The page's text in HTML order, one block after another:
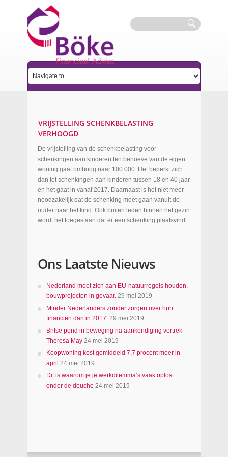
VRIJSTELLING SCHENKBELASTING
VERHOOGD
De vrijstelling van de schenkbelasting voor
schenkingen aan kinderen ten behoeve van de eigen
woning gaat omhoog naar 100.000. Het beperkt zich
dan tot schenkingen aan kinderen tussen 18 en 40 jaar
en het gaat in vanaf 2017. Daarnaast is het niet meer
noodzakelijk dat de schenking moet gaan vanuit de
ouder naar het kind. Ook buiten leden binnen het gezin
wordt het toegestaan dat er een schenking plaatsvindt.
Ons Laatste Nieuws
Nederland moet zich aan EU-natuurregels houden,
bouwprojecten in gevaar. 29 mei 2019
Minder Nederlanders zonder zorgen over hun
financiën dan in 2017. 29 mei 2019
Britse pond in beweging na aankondiging vertrek
Theresa May 24 mei 2019
Koopwoning kost gemiddeld 7,7 procent meer in
april 24 mei 2019
Dit is waarom je je werkdilemma’s vaak oplost
onder de douche 24 mei 2019